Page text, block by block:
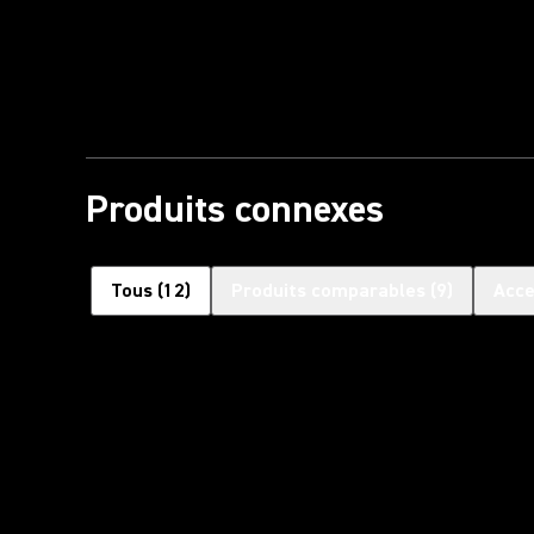
Produits connexes
Tous (12)